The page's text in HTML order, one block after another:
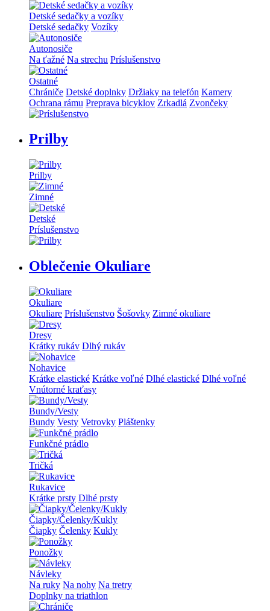
Detské sedačky a vozíky
Detské sedačky Vozíky
Autonosiče
Na ťažné Na strechu Príslušenstvo
Ostatné
Chrániče Detské doplnky Držiaky na telefón Kamery
Ochrana rámu Preprava bicyklov Zrkadlá Zvončeky
Prilby
Prilby
Zimné
Detské
Príslušenstvo
Oblečenie Okuliare
Okuliare
Okuliare Príslušenstvo Šošovky Zimné okuliare
Dresy
Krátky rukáv Dlhý rukáv
Nohavice
Krátke elastické Krátke voľné Dlhé elastické Dlhé voľné
Vnútorné kraťasy
Bundy/Vesty
Bundy Vesty Vetrovky Pláštenky
Funkčné prádlo
Tričká
Rukavice
Krátke prsty Dlhé prsty
Čiapky/Čelenky/Kukly
Čiapky Čelenky Kukly
Ponožky
Návleky
Na ruky Na nohy Na tretry
Doplnky na triathlon